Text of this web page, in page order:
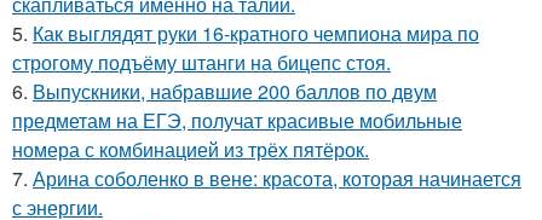
5. Как выглядят руки 16-кратного чемпиона мира по
строгому подъёму штанги на бицепс стоя.
6. Выпускники, набравшие 200 баллов по двум
предметам на ЕГЭ, получат красивые мобильные
номера с комбинацией из трёх пятёрок.
7. Арина соболенко в вене: красота, которая начинается
с энергии.